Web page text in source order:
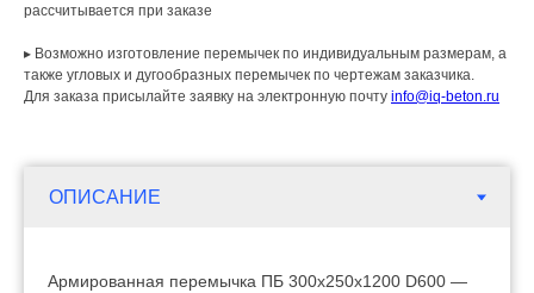
рассчитывается при заказе
▸ Возможно изготовление перемычек по индивидуальным размерам, а
также угловых и дугообразных перемычек по чертежам заказчика.
Для заказа присылайте заявку на электронную почту info@iq-beton.ru
Армированная перемычка ПБ 300х250х1200 D600 —